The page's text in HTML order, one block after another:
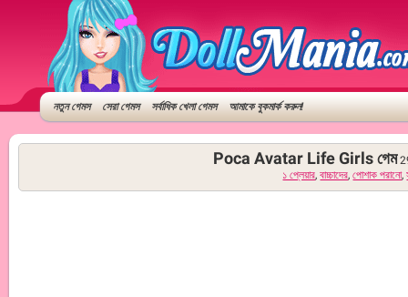
নতুন গেমস সেরা গেমস সর্বাধিক খেলা গেমস আমাকে বুকমার্ক করুন!
Poca Avatar Life Girls গেম
১ প্লেয়ার,বাচ্চাদের,পোশাক পরানো,